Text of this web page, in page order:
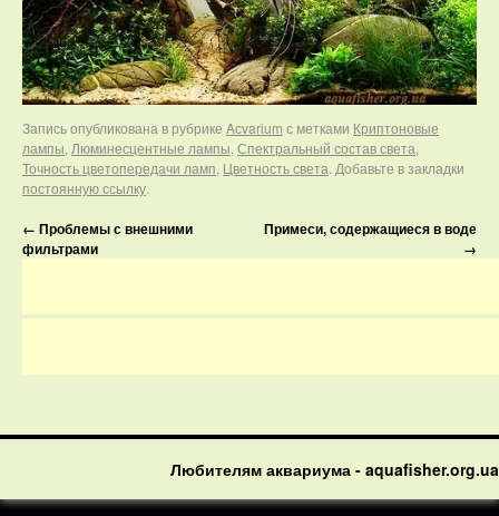
Запись опубликована в рубрике Aсvarium с метками Криптоновые
лампы, Люминесцентные лампы, Спектральный состав света,
Точность цветопередачи ламп, Цветность света. Добавьте в закладки
постоянную ссылку.
← Проблемы с внешними
фильтрами
Примеси, содержащиеся в воде
→
Любителям аквариума - aquafisher.org.ua